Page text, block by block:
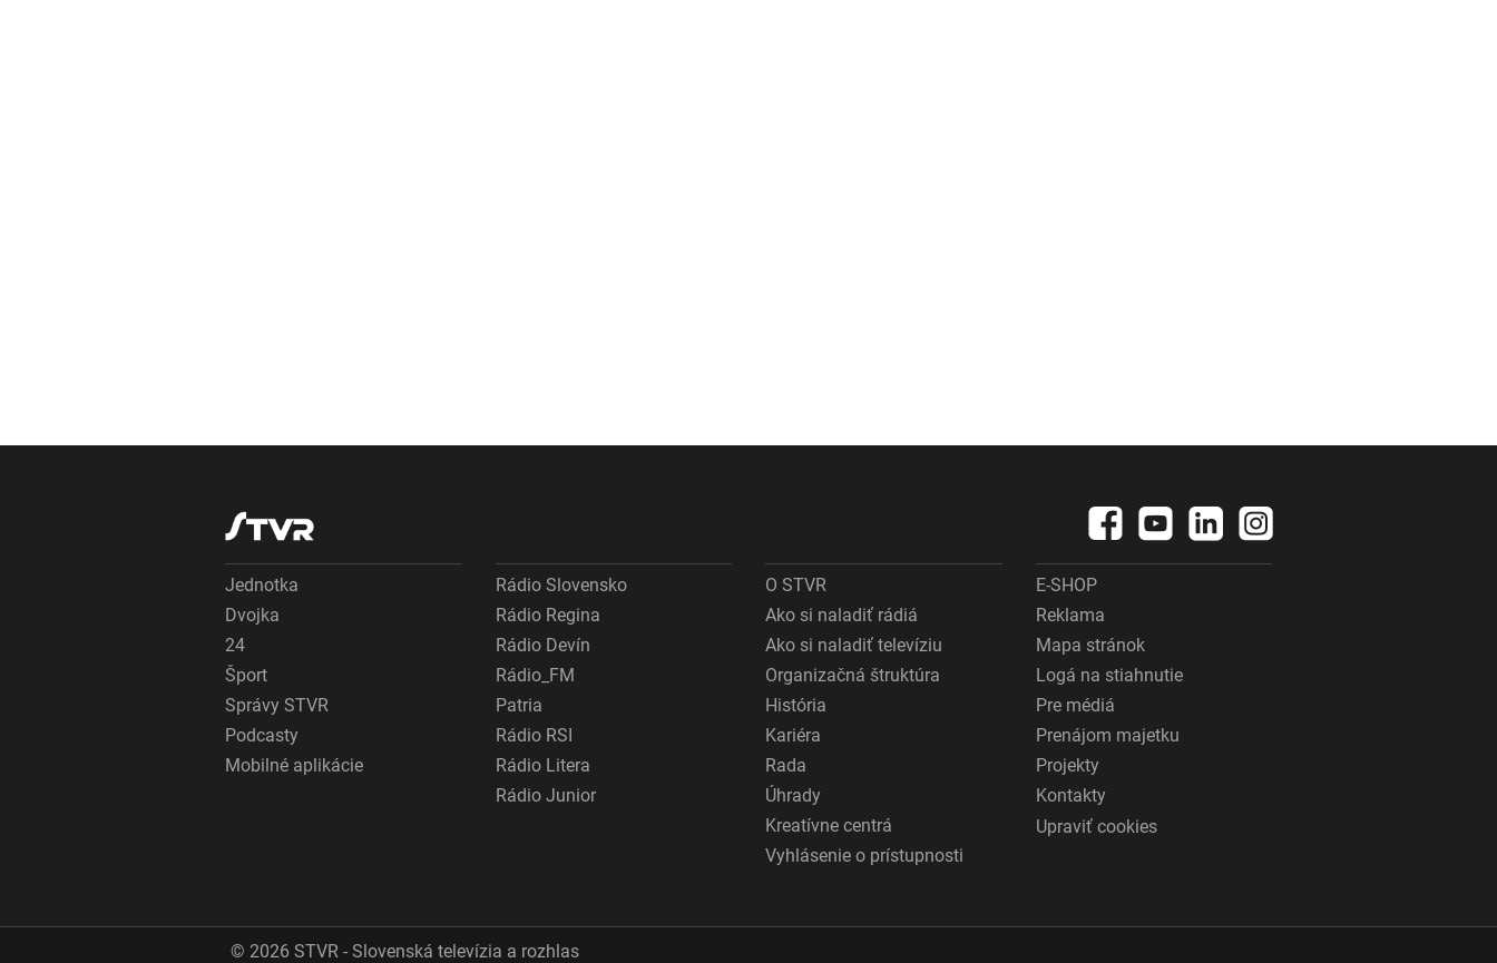
Jednotka
Dvojka
24
Šport
Správy STVR
Podcasty
Mobilné aplikácie
Rádio Slovensko
Rádio Regina
Rádio Devín
Rádio_FM
Patria
Rádio RSI
Rádio Litera
Rádio Junior
O STVR
Ako si naladiť rádiá
Ako si naladiť televíziu
Organizačná štruktúra
História
Kariéra
Rada
Úhrady
Kreatívne centrá
Vyhlásenie o prístupnosti
E-SHOP
Reklama
Mapa stránok
Logá na stiahnutie
Pre médiá
Prenájom majetku
Projekty
Kontakty
Upraviť cookies
© 2026 STVR - Slovenská televízia a rozhlas